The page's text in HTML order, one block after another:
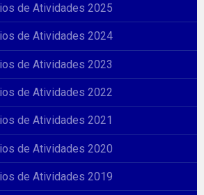
de Atividades 2025
de Atividades 2024
de Atividades 2023
de Atividades 2022
de Atividades 2021
de Atividades 2020
de Atividades 2019